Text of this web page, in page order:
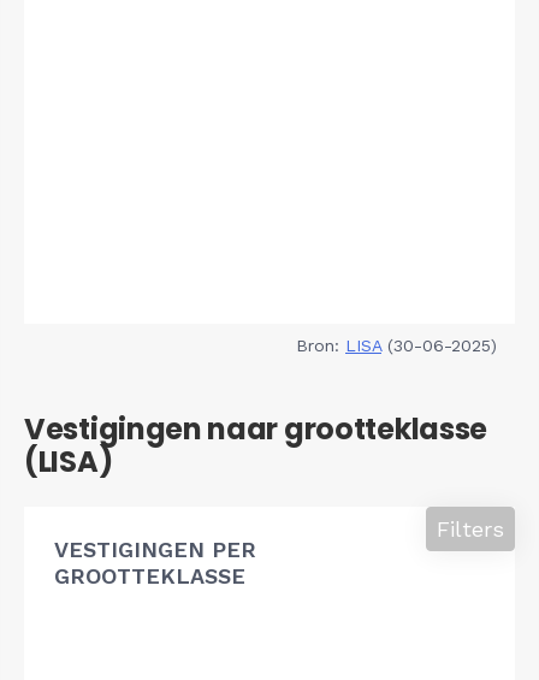
Bron: LISA(30-06-2025)
Vestigingen naar grootteklasse
(LISA)
VESTIGINGEN PER
GROOTTEKLASSE
Filters